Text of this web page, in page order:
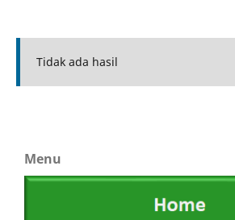
Tidak ada hasil
Menu